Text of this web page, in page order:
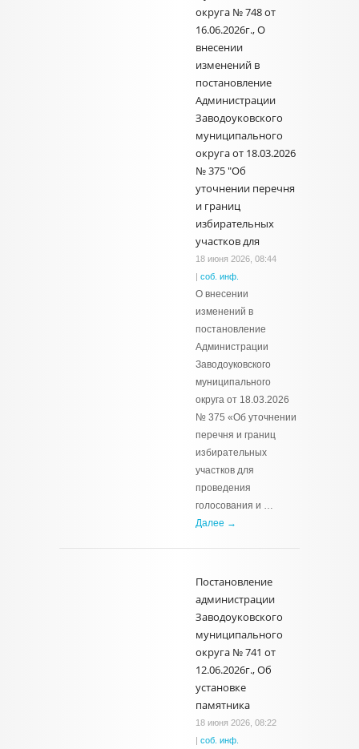
округа № 748 от
16.06.2026г., О
внесении
изменений в
постановление
Администрации
Заводоуковского
муниципального
округа от 18.03.2026
№ 375 "Об
уточнении перечня
и границ
избирательных
участков для
18 июня 2026, 08:44
| соб. инф.
О внесении
изменений в
постановление
Администрации
Заводоуковского
муниципального
округа от 18.03.2026
№ 375 «Об уточнении
перечня и границ
избирательных
участков для
проведения
голосования и …
Далее →
Постановление
администрации
Заводоуковского
муниципального
округа № 741 от
12.06.2026г., Об
установке
памятника
18 июня 2026, 08:22
| соб. инф.